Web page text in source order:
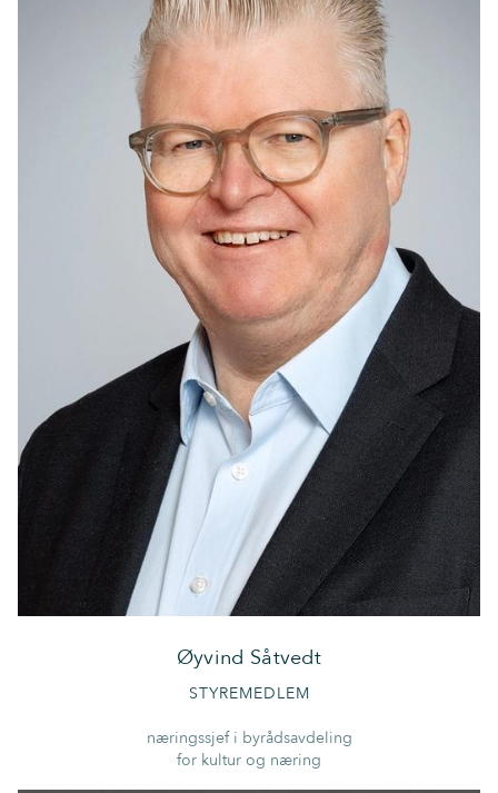
Øyvind Såtvedt
STYREMEDLEM
næringssjef i byrådsavdeling
for kultur og næring